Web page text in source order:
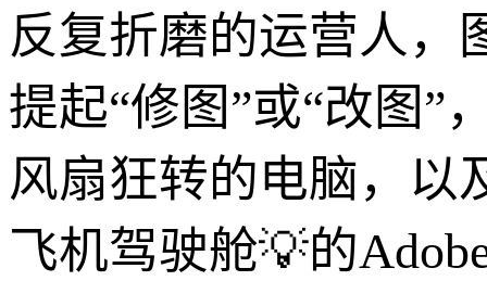
反复折磨的运营人，
提起“修图”或“改图”
风扇狂转的电脑，以
飞机驾驶舱💡的